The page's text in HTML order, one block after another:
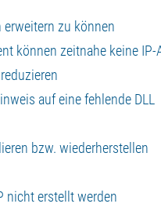
zu können
können zeitnahe keine IP-
auf eine fehlende DLL
bzw. wiederherstellen
nicht erstellt werden